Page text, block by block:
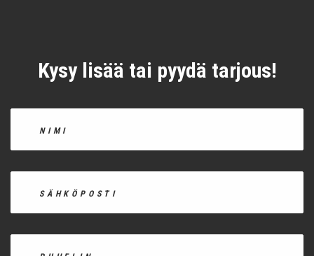
Kysy lisää tai pyydä tarjous!